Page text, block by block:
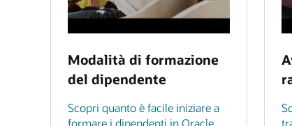
Modalità di formazione
del dipendente
Scopri quanto è facile iniziare a
formare i dipendenti in Oracle